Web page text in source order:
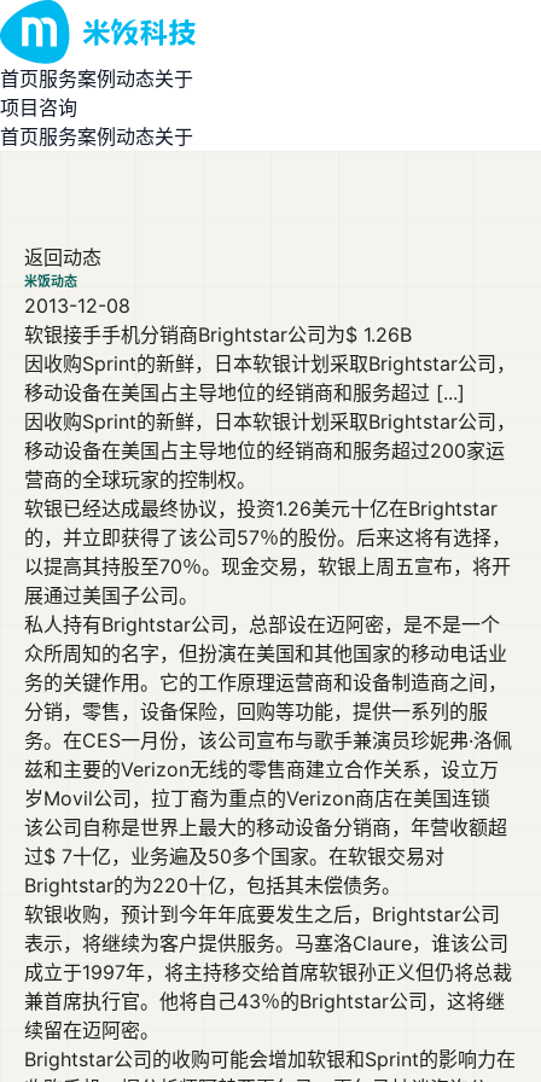
首页服务案例动态关于
项目咨询
首页服务案例动态关于
返回动态
米饭动态
2013-12-08
软银接手手机分销商Brightstar公司为$ 1.26B
因收购Sprint的新鲜，日本软银计划采取Brightstar公司，
移动设备在美国占主导地位的经销商和服务超过 [...]
因收购Sprint的新鲜，日本软银计划采取Brightstar公司，
移动设备在美国占主导地位的经销商和服务超过200家运
营商的全球玩家的控制权。
软银已经达成最终协议，投资1.26美元十亿在Brightstar
的，并立即获得了该公司57％的股份。后来这将有选择，
以提高其持股至70％。现金交易，软银上周五宣布，将开
展通过美国子公司。
私人持有Brightstar公司，总部设在迈阿密，是不是一个
众所周知的名字，但扮演在美国和其他国家的移动电话业
务的关键作用。它的工作原理运营商和设备制造商之间，
分销，零售，设备保险，回购等功能，提供一系列的服
务。在CES一月份，该公司宣布与歌手兼演员珍妮弗·洛佩
兹和主要的Verizon无线的零售商建立合作关系，设立万
岁Movil公司，拉丁裔为重点的Verizon商店在美国连锁
该公司自称是世界上最大的移动设备分销商，年营收额超
过$ 7十亿，业务遍及50多个国家。在软银交易对
Brightstar的为220十亿，包括其未偿债务。
软银收购，预计到今年年底要发生之后，Brightstar公司
表示，将继续为客户提供服务。马塞洛Claure，谁该公司
成立于1997年，将主持移交给首席软银孙正义但仍将总裁
兼首席执行官。他将自己43％的Brightstar公司，这将继
续留在迈阿密。
Brightstar公司的收购可能会增加软银和Sprint的影响力在